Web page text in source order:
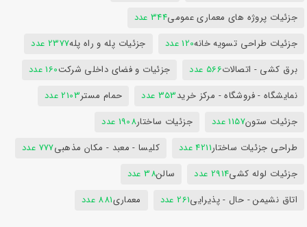
جزئیات پروژه های معماری عمومی344 عدد
جزئیات طراحی تسویه خانه120 عدد جزئیات پله و راه پله2377 عدد
برق کشی - اتصالات566 عدد جزئیات و فضای داخلی شرکت160 عدد
نمایشگاه - فروشگاه - مرکز خرید353 عدد حمام مستر2103 عدد
جزئیات ستون1157 عدد جزئیات ساختار1908 عدد
طراحی جزئیات ساختار4211 عدد کلیسا - معبد - مکان مذهبی777 عدد
جزئیات لوله کشی2914 عدد سالن38 عدد
اتاق نشیمن - حال - پذیرایی261 عدد معماری881 عدد